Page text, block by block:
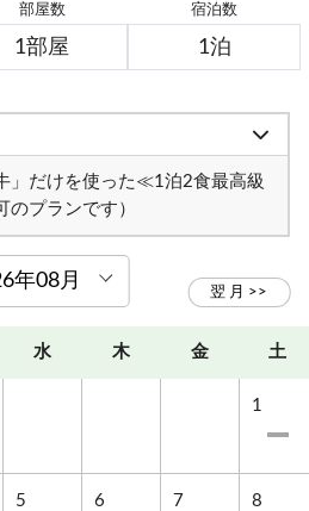
部屋数 宿泊数
茸料理4種！豪華松茸づくし×信州
泊不可のプランです）
味覚＼1泊2食グレードアップ～碧
～／
」だけを使った≪1泊2食最高級
プランです）
水 木 金 土
1
5 6 7 8